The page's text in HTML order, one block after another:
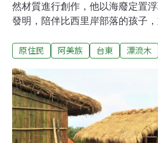
然材質進行創作，他以海廢定置
發明，陪伴比西里岸部落的孩子
文致贈給諾魯總統的一把電木吉
讓他陷入迷惘。范志明接受環境資
（下），述說一名原民藝術家的
歲離開了摯愛的原鄉，范志明的創
展。過往當臨時工做過的造景工
自己的創意。到了都蘭後，擅長
原住民 阿美族 台東 漂流木